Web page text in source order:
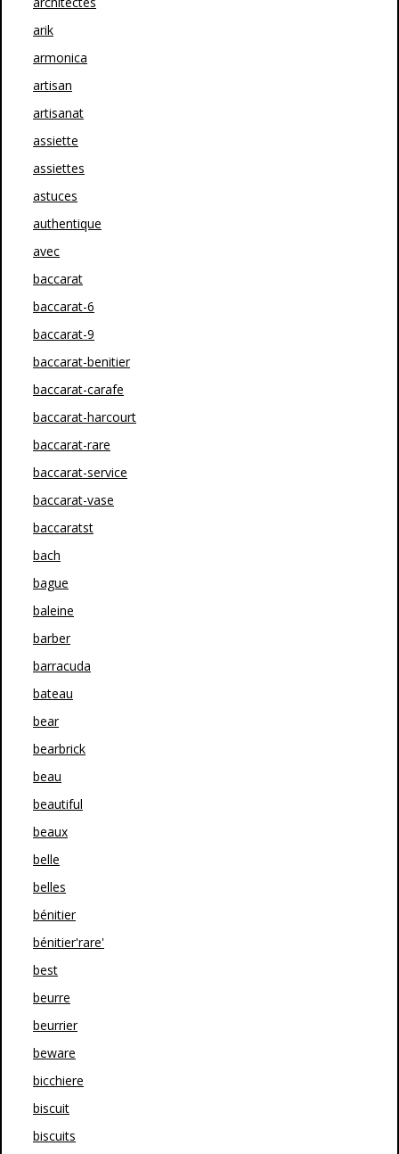
arik
armonica
artisan
artisanat
assiette
assiettes
astuces
authentique
avec
baccarat
baccarat-6
baccarat-9
baccarat-benitier
baccarat-carafe
baccarat-harcourt
baccarat-rare
baccarat-service
baccarat-vase
baccaratst
bach
bague
baleine
barber
barracuda
bateau
bear
bearbrick
beau
beautiful
beaux
belle
belles
bénitier
bénitier'rare'
best
beurre
beurrier
beware
bicchiere
biscuit
biscuits